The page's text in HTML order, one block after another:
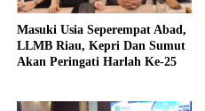
Masuki Usia Seperempat Abad,
LLMB Riau, Kepri Dan Sumut
Akan Peringati Harlah Ke-25